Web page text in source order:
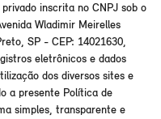
inscrita no CNPJ sob o
Wladimir Meirelles
SP - CEP: 14021630,
eletrônicos e dados
dos diversos sites e
a presente Política de
simples, transparente e